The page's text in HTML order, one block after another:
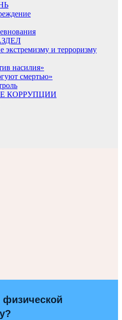
экстремизму и терроризму
насилия»
смертью»
КОРРУПЦИИ